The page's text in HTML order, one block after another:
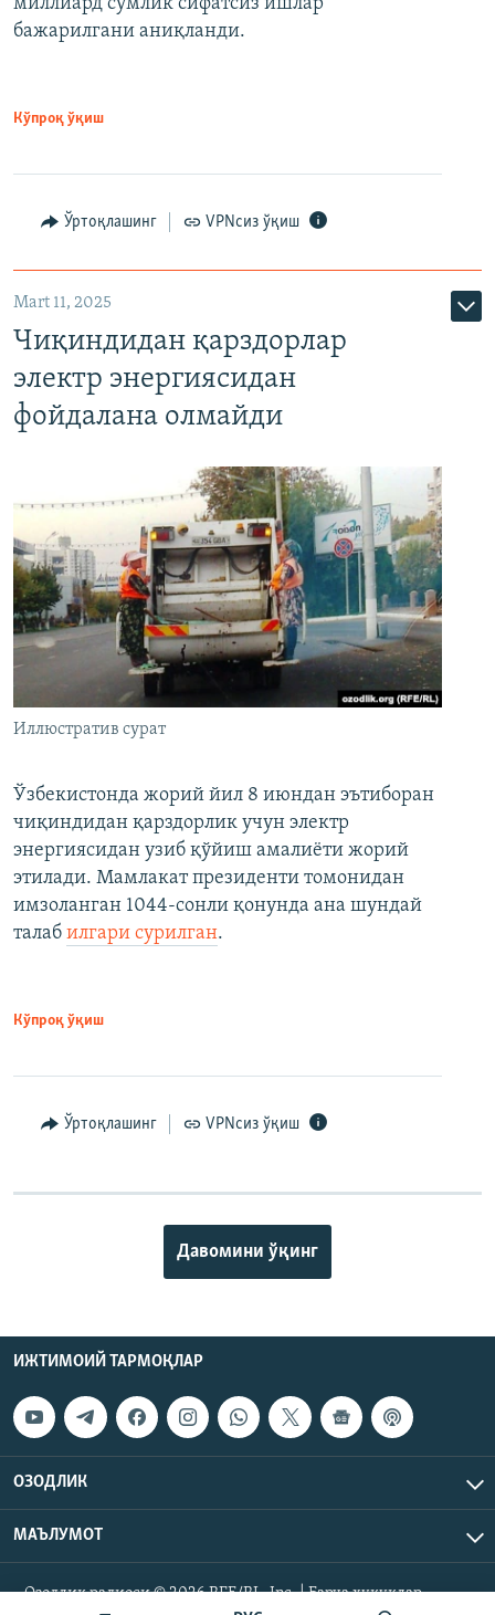
бажарилгани аниқланди.
Кўпроқ ўқиш
Ўртоқлашинг VPNсиз ўқиш
Mart 11, 2025
Чиқиндидан қарздорлар
электр энергиясидан
фойдалана олмайди
Иллюстратив сурат
Ўзбекистонда жорий йил 8 июндан эътиборан
чиқиндидан қарздорлик учун электр
энергиясидан узиб қўйиш амалиёти жорий
этилади. Мамлакат президенти томонидан
имзоланган 1044-сонли қонунда ана шундай
талаб илгари сурилган.
Кўпроқ ўқиш
Ўртоқлашинг VPNсиз ўқиш
Давомини ўқинг
ИЖТИМОИЙ ТАРМОҚЛАР
ОЗОДЛИК
МАЪЛУМОТ
Озодлик радиоси © 2026 RFE/RL, Inc. | Барча ҳуқуқлар